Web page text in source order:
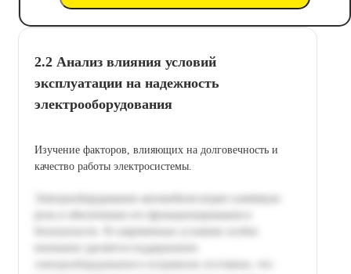
2.2 Анализ влияния условий
эксплуатации на надежность
электрооборудования
Изучение факторов, влияющих на долговечность и
качество работы электросистемы.